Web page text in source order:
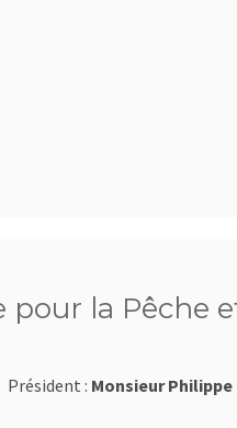
la Pêche
Président : Monsieur Philippe